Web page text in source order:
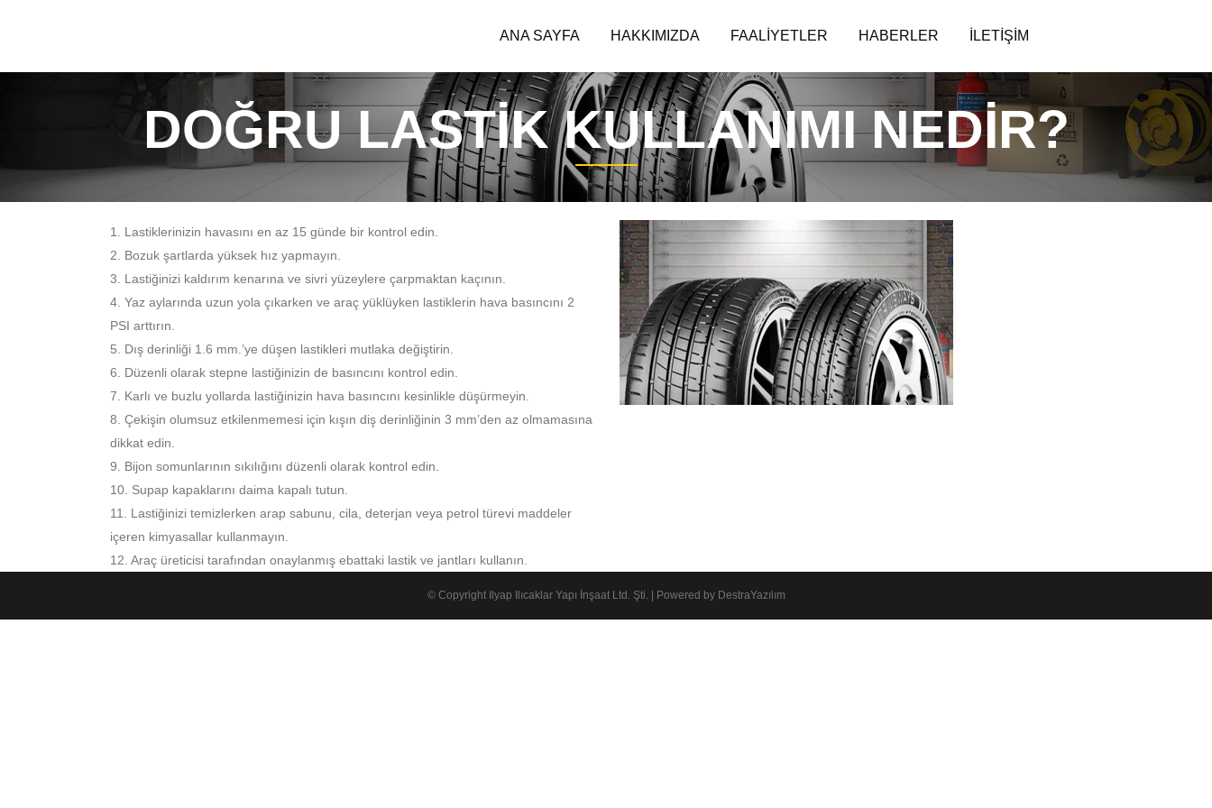
ANA SAYFA HAKKIMIZDA FAALIYETLER HABERLER İLETIŞIM
DOĞRU LASTİK KULLANIMI NEDİR?
1. Lastiklerinizin havasını en az 15 günde bir kontrol edin.
2. Bozuk şartlarda yüksek hız yapmayın.
3. Lastiğinizi kaldırım kenarına ve sivri yüzeylere çarpmaktan kaçının.
4. Yaz aylarında uzun yola çıkarken ve araç yüklüyken lastiklerin hava basıncını 2
PSI arttırın.
5. Dış derinliği 1.6 mm.’ye düşen lastikleri mutlaka değiştirin.
6. Düzenli olarak stepne lastiğinizin de basıncını kontrol edin.
7. Karlı ve buzlu yollarda lastiğinizin hava basıncını kesinlikle düşürmeyin.
8. Çekişin olumsuz etkilenmemesi için kışın diş derinliğinin 3 mm’den az olmamasına
dikkat edin.
9. Bijon somunlarının sıkılığını düzenli olarak kontrol edin.
10. Supap kapaklarını daima kapalı tutun.
11. Lastiğinizi temizlerken arap sabunu, cila, deterjan veya petrol türevi maddeler
içeren kimyasallar kullanmayın.
12. Araç üreticisi tarafından onaylanmış ebattaki lastik ve jantları kullanın.
© Copyright Ilyap Ilıcaklar Yapı İnşaat Ltd. Şti. | Powered byDestraYazılım